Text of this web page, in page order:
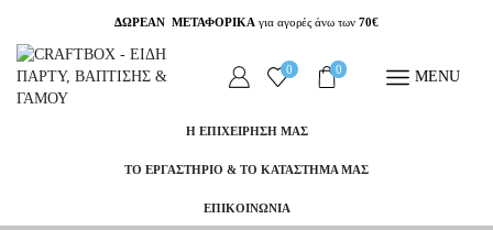
ΔΩΡΕΑΝ ΜΕΤΑΦΟΡΙΚΑ για αγορές άνω των 70€
0 0 MENU
Η ΕΠΙΧΕΙΡΗΣΗ ΜΑΣ
ΤΟ ΕΡΓΑΣΤΗΡΙΟ & ΤΟ ΚΑΤΑΣΤΗΜΑ ΜΑΣ
ΕΠΙΚΟΙΝΩΝΙΑ